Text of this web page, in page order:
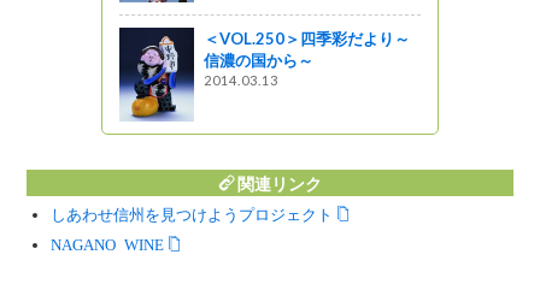
＜VOL.250＞四季彩だより～
信濃の国から～
2014.03.13
関連リンク
しあわせ信州を見つけようプロジェクト
NAGANO WINE